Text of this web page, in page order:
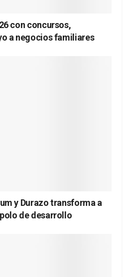
con concursos,
a negocios familiares
y Durazo transforma a
de desarrollo